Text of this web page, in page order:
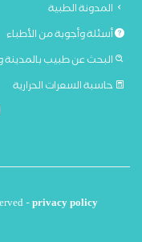
المدونة الطبية
أسئلة وأجوبة من الأطباء
البحث عن طبيب
حاسبة السعرات الحرارية
-privacy policy